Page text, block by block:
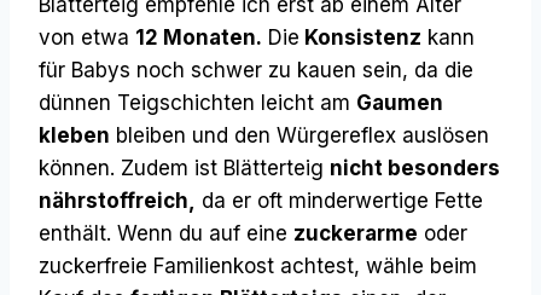
von etwa 12 Monaten. Die Konsistenz kann
für Babys noch schwer zu kauen sein, da die
dünnen Teigschichten leicht am Gaumen
kleben bleiben und den Würgereflex auslösen
können. Zudem ist Blätterteig nicht besonders
nährstoffreich,
da er oft minderwertige Fette
enthält. Wenn du auf eine zuckerarme oder
zuckerfreie Familienkost achtest, wähle beim